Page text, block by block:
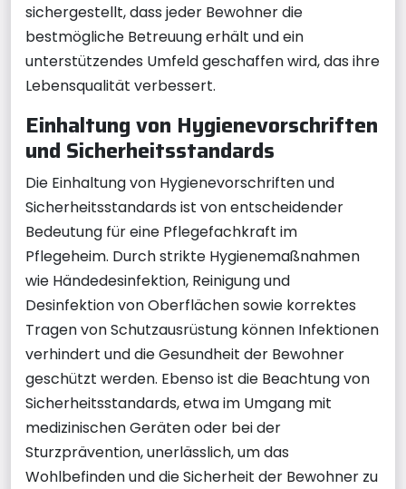
sichergestellt, dass jeder Bewohner die
bestmögliche Betreuung erhält und ein
unterstützendes Umfeld geschaffen wird, das ihre
Lebensqualität verbessert.
Einhaltung von Hygienevorschriften
und Sicherheitsstandards
Die Einhaltung von Hygienevorschriften und
Sicherheitsstandards ist von entscheidender
Bedeutung für eine Pflegefachkraft im
Pflegeheim. Durch strikte Hygienemaßnahmen
wie Händedesinfektion, Reinigung und
Desinfektion von Oberflächen sowie korrektes
Tragen von Schutzausrüstung können Infektionen
verhindert und die Gesundheit der Bewohner
geschützt werden. Ebenso ist die Beachtung von
Sicherheitsstandards, etwa im Umgang mit
medizinischen Geräten oder bei der
Sturzprävention, unerlässlich, um das
Wohlbefinden und die Sicherheit der Bewohner zu